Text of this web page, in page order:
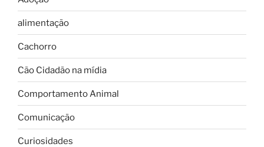
alimentação
Cachorro
Cão Cidadão na mídia
Comportamento Animal
Comunicação
Curiosidades